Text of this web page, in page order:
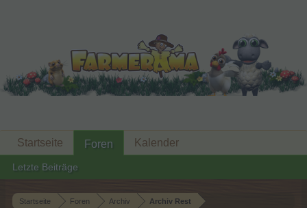
Startseite Foren Archiv Archiv Rest
Startseite Foren
Letzte Beiträge
Kalender